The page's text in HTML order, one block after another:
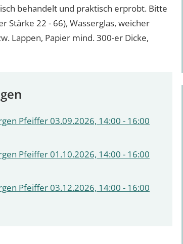
behandelt und praktisch erprobt. Bitte
Stärke 22 - 66), Wasserglas, weicher
Lappen, Papier mind. 300-er Dicke,
Pfeiffer 03.09.2026, 14:00 - 16:00
Pfeiffer 01.10.2026, 14:00 - 16:00
Pfeiffer 03.12.2026, 14:00 - 16:00